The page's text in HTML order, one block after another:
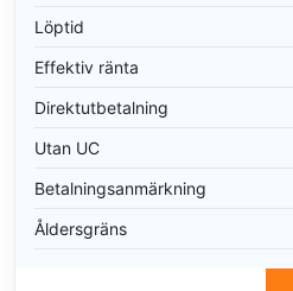
Löptid
Effektiv ränta
Direktutbetalning
Utan UC
Betalningsanmärkning
Åldersgräns